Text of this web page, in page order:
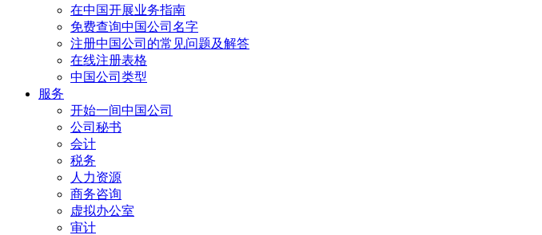
在中国开展业务指南
免费查询中国公司名字
注册中国公司的常见问题及解答
在线注册表格
中国公司类型
服务
开始一间中国公司
公司秘书
会计
税务
人力资源
商务咨询
虚拟办公室
审计